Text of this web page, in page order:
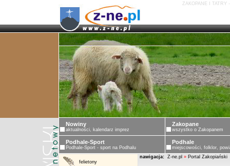
ZAKOPANE I TATRY
Nowiny
aktualności, kalendarz imprez
Zakopane
wszystko o Zakopanem
Podhale-Sport
Podhale-Sport - sport na Podhalu
Podhale
miejscowości, folklor,
felietony
nawigacja: Z-ne.pl » Portal Zakopiański